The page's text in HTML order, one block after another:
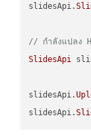
slidesApi.
// กำลังแปลง
SlidesApi
slidesApi.
slidesApi.